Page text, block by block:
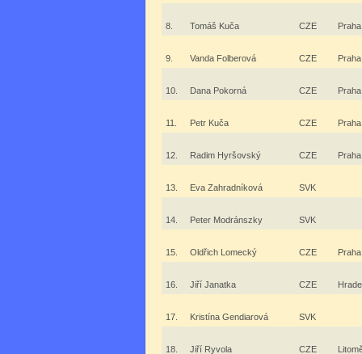
8. Tomáš Kuča CZE Praha
9. Vanda Folberová CZE Praha
10. Dana Pokorná CZE Praha
11. Petr Kuča CZE Praha
12. Radim Hyršovský CZE Praha
13. Eva Zahradníková SVK
14. Peter Modránszky SVK
15. Oldřich Lomecký CZE Praha
16. Jiří Janatka CZE
17. Kristína Gendiarová SVK
18. Jiří Ryvola CZE